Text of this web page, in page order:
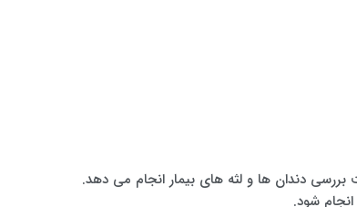
بررسی دندان ها و لثه های بیمار انجام می دهد.
انجام شود.